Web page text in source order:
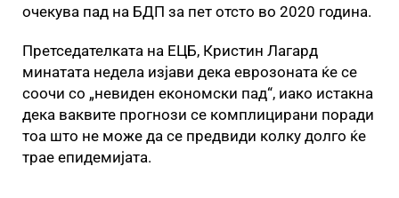
очекува пад на БДП за пет отсто во 2020 година.
Претседателката на ЕЦБ, Кристин Лагард
минатата недела изјави дека еврозоната ќе се
соочи со „невиден економски пад“, иако истакна
дека ваквите прогнози се комплицирани поради
тоа што не може да се предвиди колку долго ќе
трае епидемијата.